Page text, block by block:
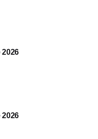
2026
2026